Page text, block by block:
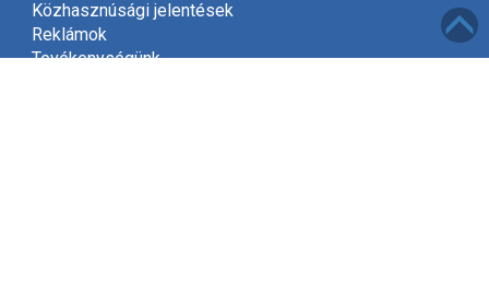
Közhasznúsági jelentések
Reklámok
Tevékenységünk